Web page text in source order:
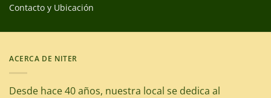
Contacto y Ubicación
ACERCA DE NITER
Desde hace 40 años, nuestra local se dedica al